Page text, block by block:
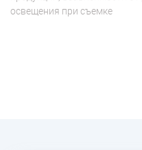
освещения при съемке